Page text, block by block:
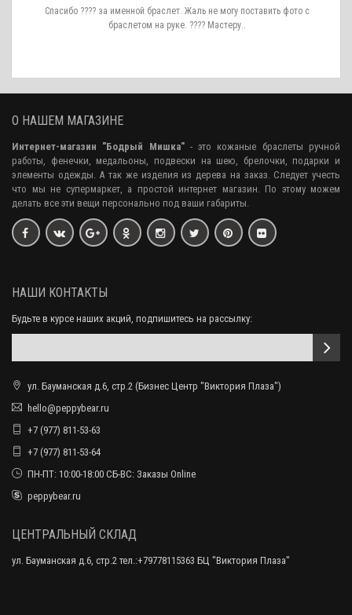
Спасибо ???? за именной браслет. Жаль не могу поставить фото с
браслетом на руке. ???? Мастеру..
О НАШЕМ МАГАЗИНЕ
Интернет-магазин "Бодрый Мишка"- это кожаные браслеты ручной
работы, фенечки, медальоны, подвески на шею, брелочки, подарки и
элементы одежды. А так же изделия из дерева на заказ. Следует учесть
что мы не супермаркет, а простой интернет магазин. По этому можем
делать все эти вещи персонально под ваши габариты.
НАШИ КОНТАКТЫ
Будьте в курсе наших акций, подпишитесь на рассылку:
ул. Бауманская д.6, стр.2 (Бизнес Центр "Виктория Плаза")
hello@peppybear.ru
+7 (977) 811-53-63
+7 (977) 811-53-64
ПН-ПТ: 10:00-18:00 СБ-ВС: Заказы Online
peppybear.ru
ЦЕНТРАЛЬНЫЙ СКЛАД
ул. Бауманская д.6, стр.2 тел.:+79778115363 БЦ "Виктория Плаза"